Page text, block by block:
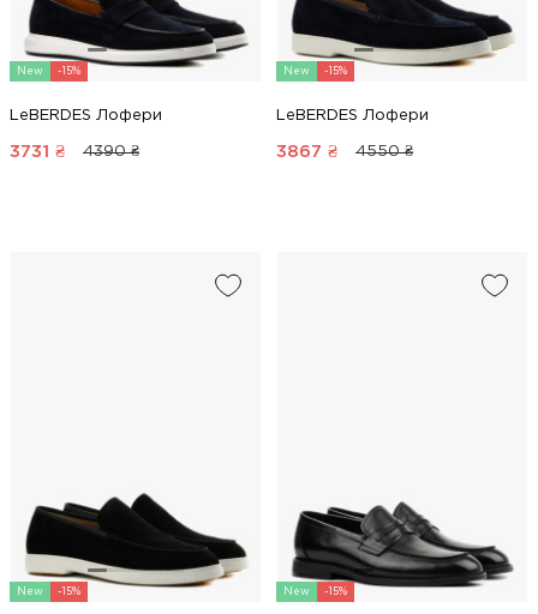
New -15%
LeBERDES Лофери
3731 ₴ 4390 ₴
New -15%
LeBERDES Лофери
3867 ₴ 4550 ₴
New -15% New -15%